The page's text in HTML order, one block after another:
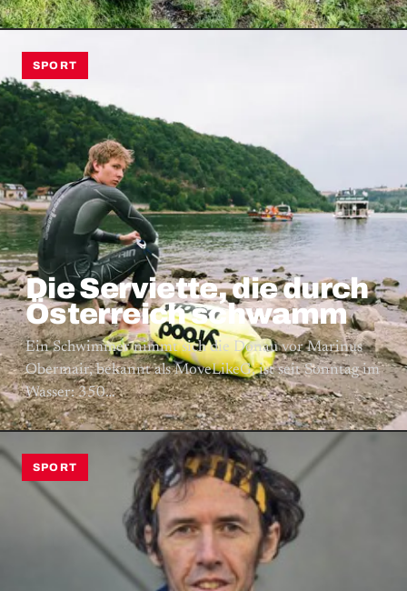
SPORT
Die Serviette, die durch
Österreich schwamm
Ein Schwimmer nimmt sich die Donau vor Marinus
Obermair, bekannt als MoveLikeG, ist seit Sonntag im
Wasser: 350…
SPORT